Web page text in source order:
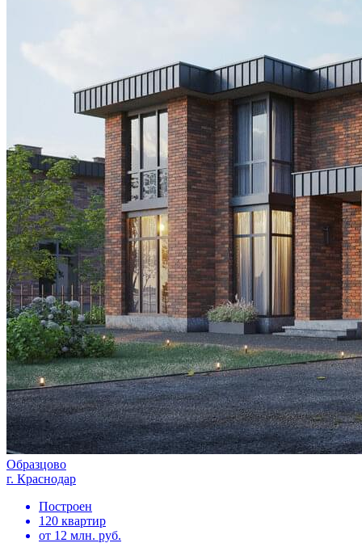
Образцово
г. Краснодар
Построен
120 квартир
от 12 млн. руб.